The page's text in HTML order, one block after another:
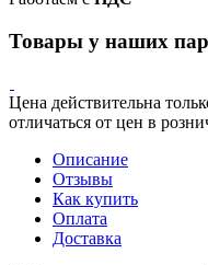
Товары у наших
Цена действительна
отличаться от цен в
Описание
Отзывы
Как купить
Оплата
Доставка